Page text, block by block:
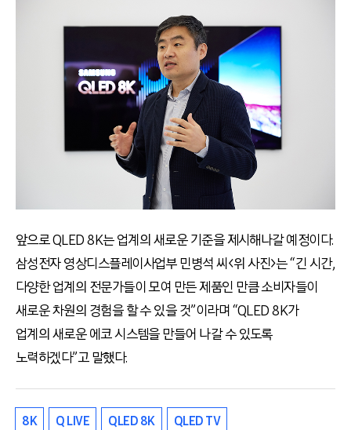
앞으로 QLED 8K는 업계의 새로운 기준을 제시해나갈 예정이다.
삼성전자 영상디스플레이사업부 민병석 씨<위 사진>는 “긴 시간,
다양한 업계의 전문가들이 모여 만든 제품인 만큼 소비자들이
새로운 차원의 경험을 할 수 있을 것”이라며 “QLED 8K가
업계의 새로운 에코 시스템을 만들어 나갈 수 있도록
노력하겠다”고 말했다.
8K Q LIVE QLED 8K QLED TV